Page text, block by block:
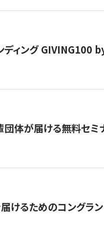
ディング GIVING100
団体が届ける無料セミ
けるためのコングラ